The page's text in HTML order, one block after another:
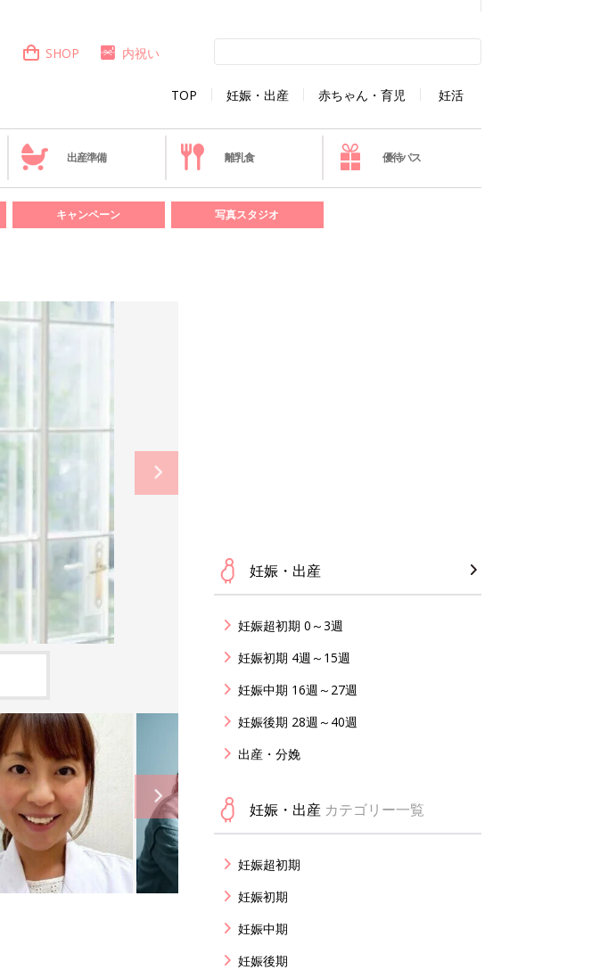
TOP 妊娠・出産 赤ちゃん・育児 妊活
SHOP 内祝い
出産準備 離乳食 優待パス
キャンペーン 写真スタジオ
妊娠・出産
妊娠超初期 0～3週
妊娠初期 4週～15週
妊娠中期 16週～27週
妊娠後期 28週～40週
出産・分娩
妊娠・出産 カテゴリー一覧
妊娠超初期
妊娠初期
妊娠中期
妊娠後期